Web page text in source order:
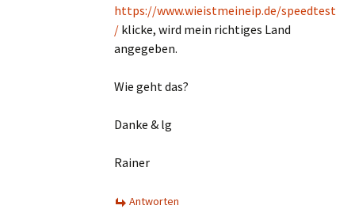
https://www.wieistmeineip.de/speedtest
/ klicke, wird mein richtiges Land
angegeben.
Wie geht das?
Danke & lg
Rainer
Antworten